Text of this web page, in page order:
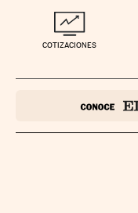
COTIZACIONES